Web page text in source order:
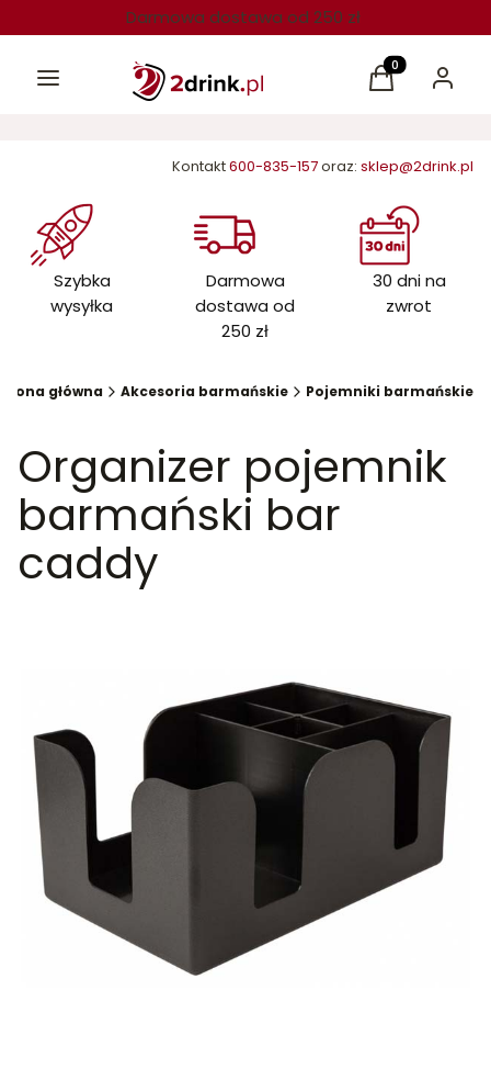
Darmowa dostawa od 250 zł
Menu Produkty w
Koszyk Zaloguj
Kontakt600-835-157oraz: sklep@2drink.pl
Szybka
wysyłka
Darmowa
dostawa od
250 zł
30 dni na
zwrot
główna Akcesoria barmańskie Pojemniki barmańskie
Organizer pojemnik
barmański bar
caddy